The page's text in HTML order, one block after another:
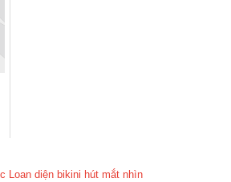
Loan diện bikini hút mắt nhìn